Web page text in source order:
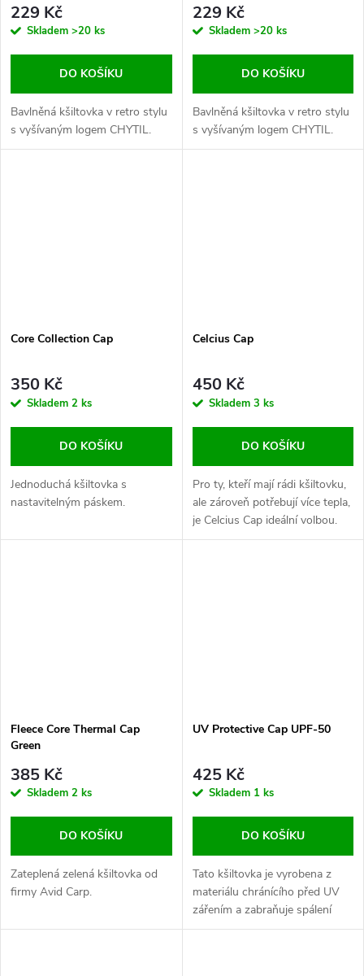
229 Kč
Skladem >20 ks
DO KOŠÍKU
Bavlněná kšiltovka v retro stylu
s vyšívaným logem CHYTIL.
229 Kč
Skladem >20 ks
DO KOŠÍKU
Bavlněná kšiltovka v retro stylu
s vyšívaným logem CHYTIL.
Core Collection Cap
350 Kč
Skladem 2 ks
DO KOŠÍKU
Jednoduchá kšiltovka s
nastavitelným páskem.
Celcius Cap
450 Kč
Skladem 3 ks
DO KOŠÍKU
Pro ty, kteří mají rádi kšiltovku,
ale zároveň potřebují více tepla,
je Celcius Cap ideální volbou.
Fleece Core Thermal Cap
Green
385 Kč
Skladem 2 ks
DO KOŠÍKU
Zateplená zelená kšiltovka od
firmy Avid Carp.
UV Protective Cap UPF-50
425 Kč
Skladem 1 ks
DO KOŠÍKU
Tato kšiltovka je vyrobena z
materiálu chránícího před UV
zářením a zabraňuje spálení
pokožky během nejteplejších